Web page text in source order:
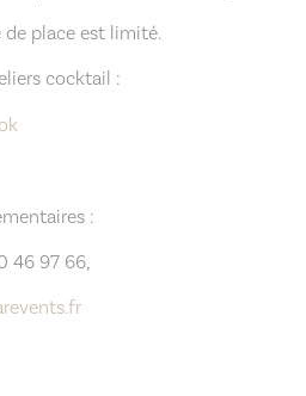
de place est limité.
cocktail :
:
46 97 66,